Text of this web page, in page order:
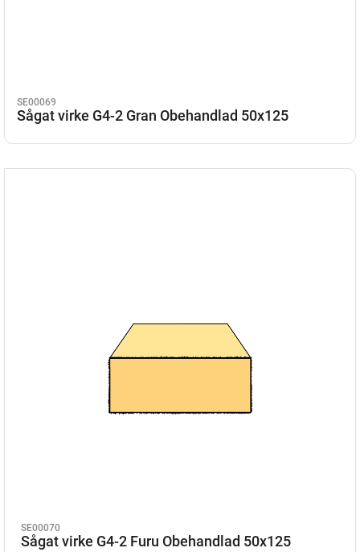
SE00069
Sågat virke G4-2 Gran Obehandlad 50x125
SE00070
Sågat virke G4-2 Furu Obehandlad 50x125